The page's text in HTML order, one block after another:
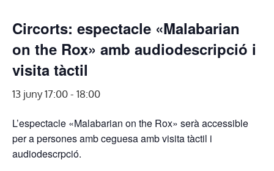
Circorts: espectacle «Malabarian
on the Rox» amb audiodescripció i
visita tàctil
13 juny 17:00- 18:00
L’espectacle «Malabarian on the Rox» serà accessible
per a persones amb ceguesa amb visita tàctil i
audiodescrpció.